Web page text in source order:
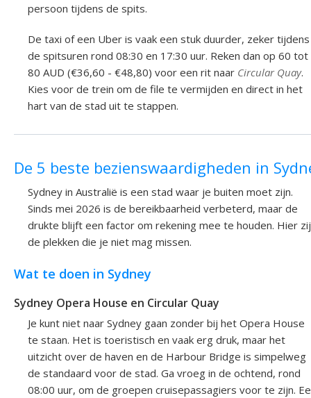
persoon tijdens de spits.
De taxi of een Uber is vaak een stuk duurder, zeker tijdens
de spitsuren rond 08:30 en 17:30 uur. Reken dan op 60 tot
80 AUD (€36,60 - €48,80) voor een rit naar Circular Quay.
Kies voor de trein om de file te vermijden en direct in het
hart van de stad uit te stappen.
De 5 beste bezienswaardigheden in
Sydney in Australië is een stad waar je buiten moet zijn.
Sinds mei 2026 is de bereikbaarheid verbeterd, maar de
drukte blijft een factor om rekening mee te houden. Hier
de plekken die je niet mag missen.
Wat te doen in Sydney
Sydney Opera House en Circular Quay
Je kunt niet naar Sydney gaan zonder bij het Opera House
te staan. Het is toeristisch en vaak erg druk, maar het
uitzicht over de haven en de Harbour Bridge is simpelweg
de standaard voor de stad. Ga vroeg in de ochtend, rond
08:00 uur, om de groepen cruisepassagiers voor te zijn.